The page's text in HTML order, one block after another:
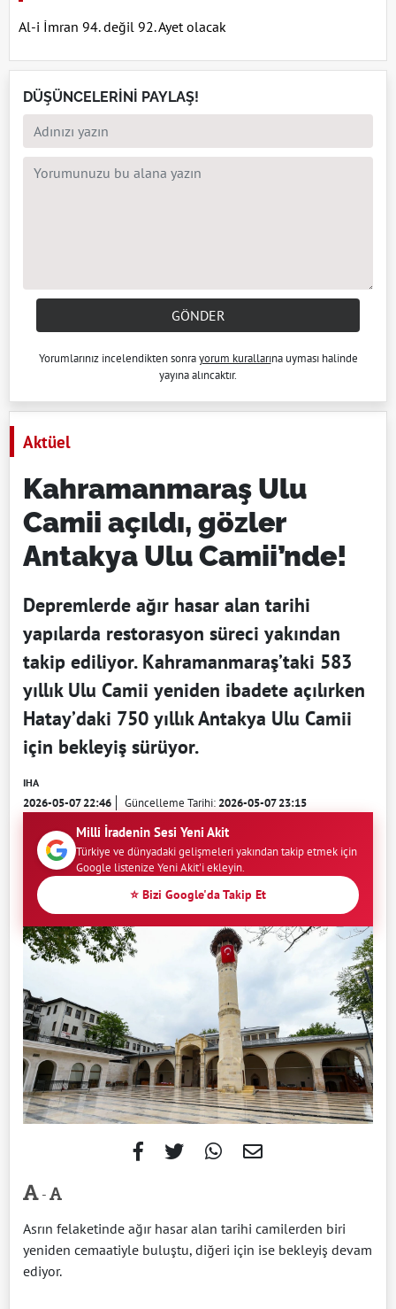
Al-i İmran 94. değil 92. Ayet olacak
DÜŞÜNCELERİNİ PAYLAŞ!
GÖNDER
Yorumlarınız incelendikten sonrayorum kurallarına uyması halinde
yayına alıncaktır.
Aktüel
Kahramanmaraş Ulu
Camii açıldı, gözler
Antakya Ulu Camii’nde!
Depremlerde ağır hasar alan tarihi
yapılarda restorasyon süreci yakından
takip ediliyor. Kahramanmaraş’taki 583
yıllık Ulu Camii yeniden ibadete açılırken
Hatay’daki 750 yıllık Antakya Ulu Camii
için bekleyiş sürüyor.
IHA
2026-05-07 22:46 Güncelleme Tarihi:2026-05-07 23:15
Milli İradenin Sesi Yeni Akit
Türkiye ve dünyadaki gelişmeleri yakından takip etmek için
Google listenize Yeni Akit'i ekleyin.
⭐ Bizi Google'da Takip Et
-
Asrın felaketinde ağır hasar alan tarihi camilerden biri
yeniden cemaatiyle buluştu, diğeri için ise bekleyiş devam
ediyor.